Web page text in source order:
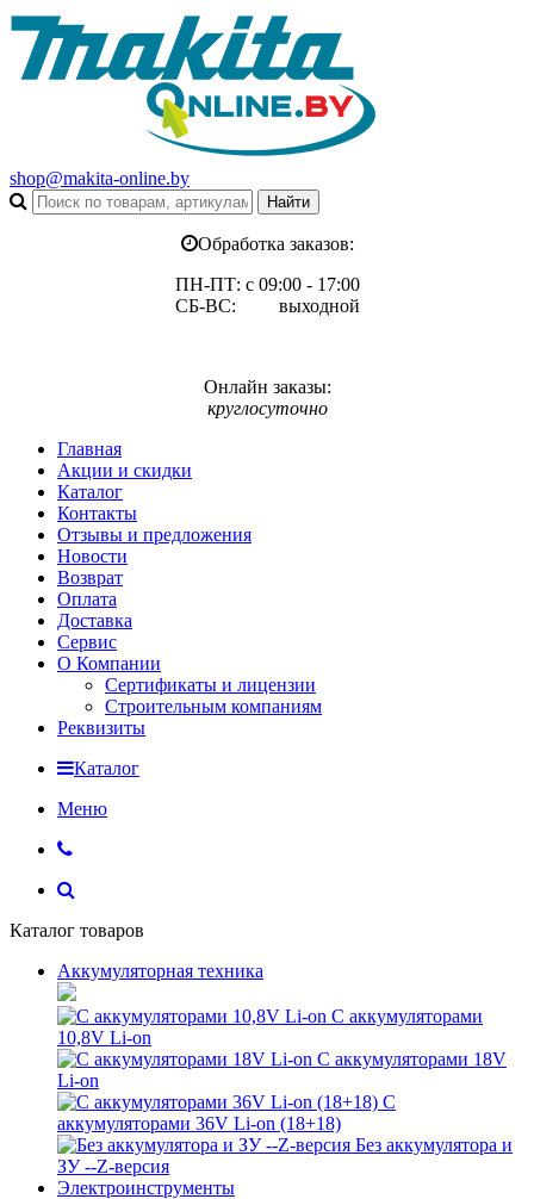
shop@makita-online.by
Обработка заказов:
ПН-ПТ: с 09:00 - 17:00
СБ-ВС: выходной
Онлайн заказы:
круглосуточно
Главная
Акции и скидки
Каталог
Контакты
Отзывы и предложения
Новости
Возврат
Оплата
Доставка
Сервис
О Компании
Сертификаты и лицензии
Строительным компаниям
Реквизиты
Каталог
Меню
Каталог товаров
Аккумуляторная техника
С аккумуляторами
10,8V Li-on
С аккумуляторами 18V
Li-on
С
аккумуляторами 36V Li-on (18+18)
Без аккумулятора и
ЗУ --Z-версия
Электроинструменты